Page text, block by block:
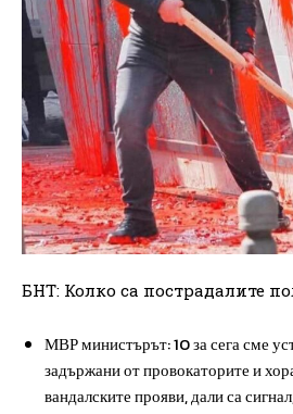
БНТ: Колко са пострадалите
МВР министърът: 10 за сега сме
задържани от провокаторите и
вандалските прояви, дали са